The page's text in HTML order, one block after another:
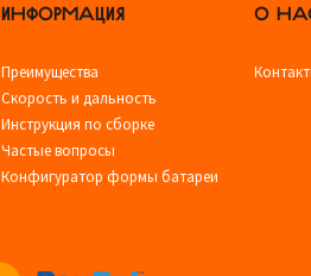
ИНФОРМАЦИЯ
Преимущества
Скорость и дальность
Инструкция по сборке
Частые вопросы
Конфигуратор формы батареи
О